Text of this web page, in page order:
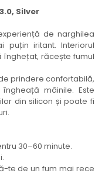
Silver
de narghilea
iritant. Interiorul
răcește fumul
prindere confortabilă,
mâinile. Este
din silicon și poate fi
30–60 minute.
te de un fum mai rece